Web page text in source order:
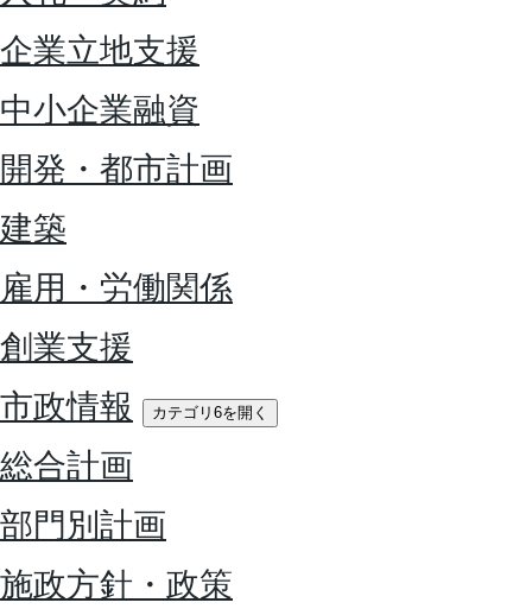
企業立地支援
中小企業融資
開発・都市計画
建築
雇用・労働関係
創業支援
市政情報
カテゴリ6を開く
総合計画
部門別計画
施政方針・政策